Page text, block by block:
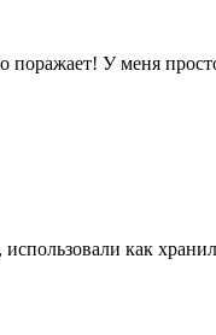
поражает! У меня
как